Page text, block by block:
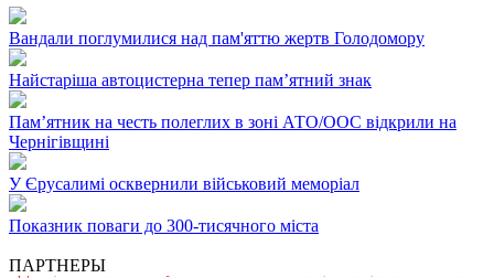
Вандали поглумилися над пам'яттю жертв Голодомору
Найстаріша автоцистерна тепер пам’ятний знак
Пам’ятник на честь полеглих в зоні АТО/ООС відкрили на
Чернігівщині
У Єрусалимі осквернили військовий меморіал
Показник поваги до 300-тисячного міста
ПАРТНЕРЫ